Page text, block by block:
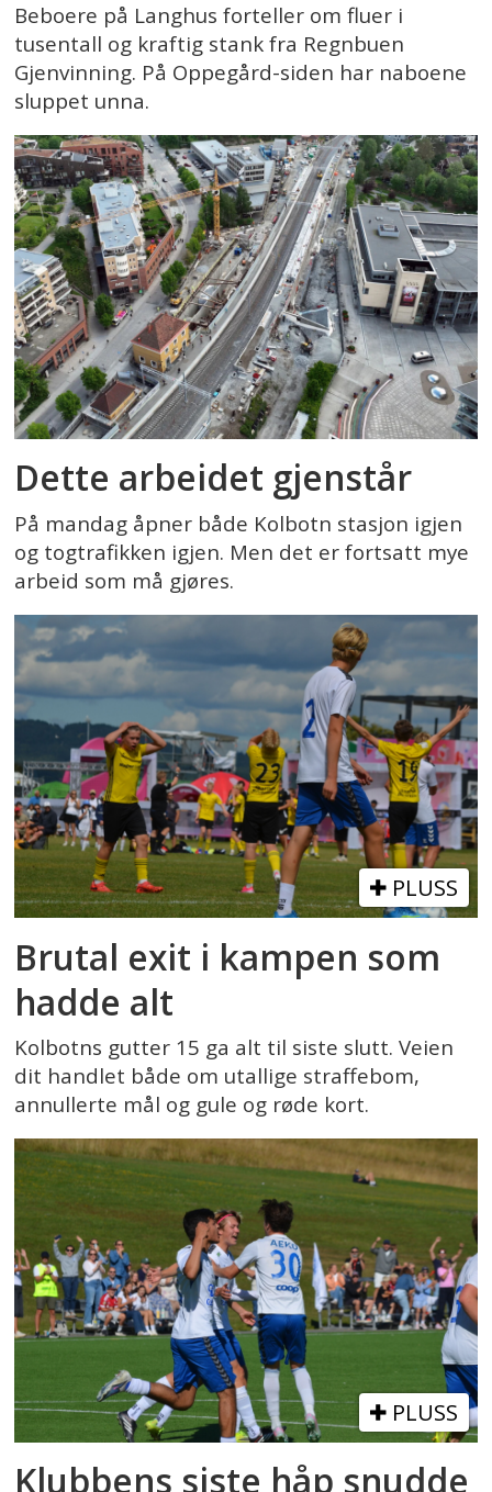
Beboere på Langhus forteller om fluer i
tusentall og kraftig stank fra Regnbuen
Gjenvinning. På Oppegård-siden har naboene
sluppet unna.
Dette arbeidet gjenstår
På mandag åpner både Kolbotn stasjon igjen
og togtrafikken igjen. Men det er fortsatt mye
arbeid som må gjøres.
PLUSS
Brutal exit i kampen som
hadde alt
Kolbotns gutter 15 ga alt til siste slutt. Veien
dit handlet både om utallige straffebom,
annullerte mål og gule og røde kort.
PLUSS
Klubbens siste håp snudde